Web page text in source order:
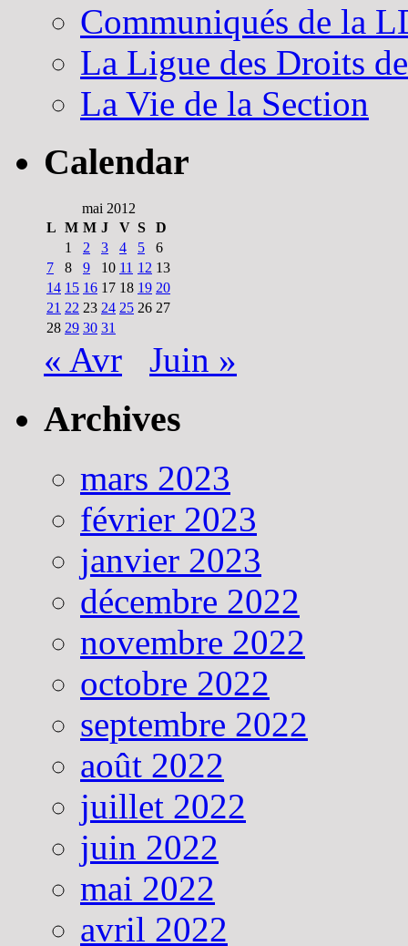
Communiqués de la
La Ligue des Droits
La Vie de la Section
Calendar
mai 2012
L M M J V S
D
1
2 3 4 5
6
7
8 9 10 11 12 13
14 15 16 17 18 19 20
21 22 23 24 25 26 27
28 29 30 31
« Avr Juin »
Archives
mars 2023
février 2023
janvier 2023
décembre 2022
novembre 2022
octobre 2022
septembre 2022
août 2022
juillet 2022
juin 2022
mai 2022
avril 2022